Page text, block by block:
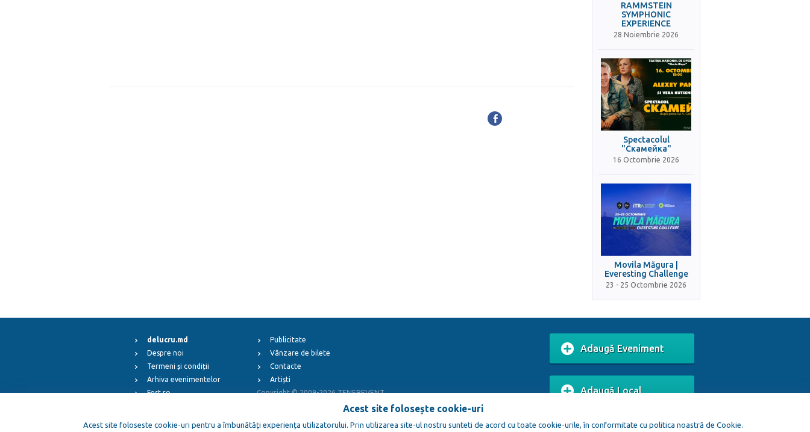
RAMMSTEIN
SYMPHONIC
EXPERIENCE
28 Noiembrie 2026
Spectacolul
"Скамейка"
16 Octombrie 2026
Movila Măgura |
Everesting Challenge
23 - 25 Octombrie 2026
delucru.md
Despre noi
Termeni și condiții
Arhiva evenimentelor
Fest.ro
Publicitate
Vânzare de bilete
Contacte
Artiști
Copyright © 2009-2026TENEREVENT
Adaugă Eveniment
Adaugă Local
Acest site folosește cookie-uri
Acest site foloseste cookie-uri pentru a îmbunătăți experiența utilizatorului. Prin utilizarea site-ul nostru sunteti de acord cu toate cookie-urile, în conformitate cu politica noastră de Cookie.